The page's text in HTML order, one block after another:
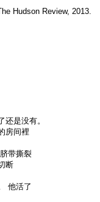
Hudson Review, 2013.
还是没有。
房间裡
带撕裂
断
他活了